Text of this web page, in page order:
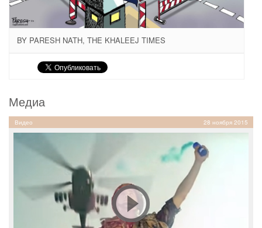
BY PARESH NATH, THE KHALEEJ TIMES
Медиа
Видео 28 ноября 2015